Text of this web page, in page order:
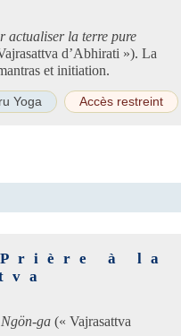
actualiser la terre pure
d’Abhirati »). La
et initiation.
Yoga Accès restreint
à la
ga (« Vajrasattva